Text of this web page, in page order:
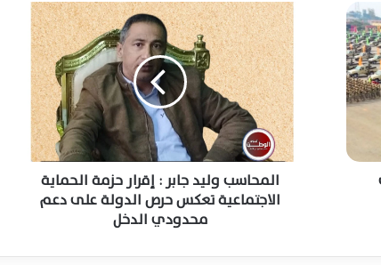
ضربة أمريكية تستهدف مقرًا للحرس الثوري
شمال إيران وتصاعد التوترات العسكرية
الإقليمية اليوم
ترامب يلوح بضربات أوسع ضد إيران وتصعيد
خطير يهدد أمن وأسواق الطاقة العالمية
واشنطن تدرس التدخل العسكري بمالي بعد
تعثر النفوذ الروسي وتصاعد تهديد الجماعات
ب
المحاسب وليد جابر : إقرار حزمة الحماية
الاجتماعية تعكس حرص الدولة على دعم
محدودي الدخل